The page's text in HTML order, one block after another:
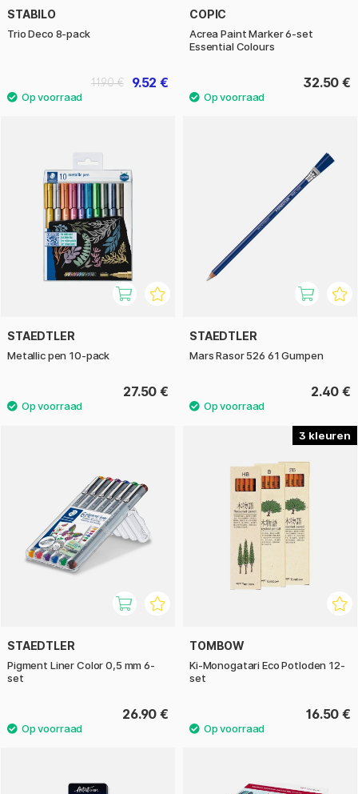
STABILO
Trio Deco 8-pack
9.52 €
11.90 €
COPIC
Acrea Paint Marker 6-set
Essential Colours
32.50 €
STAEDTLER
Metallic pen 10-pack
27.50 €
STAEDTLER
Mars Rasor 526 61 Gumpen
2.40 €
STAEDTLER
Pigment Liner Color 0,5 mm 6-
set
26.90 €
3
TOMBOW
Ki-Monogatari Eco Potloden 12-
set
16.50 €